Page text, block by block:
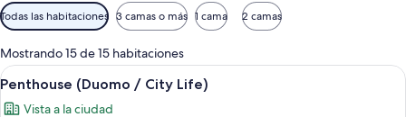
Filtros
disponibles
para
las
habitaciones
Todas las habitaciones 3 camas o más 1 cama 2 camas
Mostrando 15 de 15 habitaciones
Ver
todas
Habitación de hotel moderna con
9
Penthouse (Duomo / City Life)
Vista a la ciudad